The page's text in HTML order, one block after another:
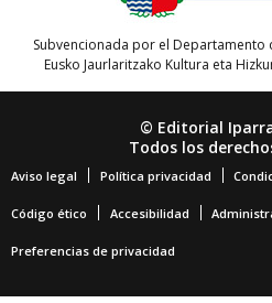
Subvencionada por el Departamento
Eusko Jaurlaritzako Kultura eta
© Editorial
Todos los
Aviso legal Política privacidad
Código ético Accesibilidad
Preferencias de privacidad